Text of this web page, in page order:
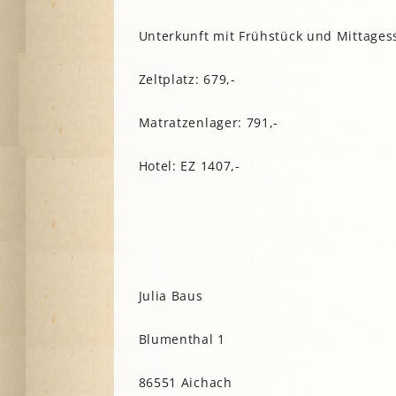
Unterkunft mit Frühstück und
Zeltplatz: 679,-
Matratzenlager: 791,-
Hotel: EZ 1407,-
Julia Baus
Blumenthal 1
86551 Aichach